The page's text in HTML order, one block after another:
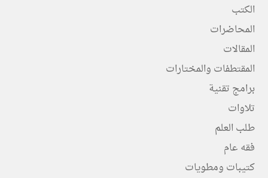
الكتب
المحاضرات
المقالات
المقتطفات والمختارات
برامج تقنية
تلاوات
طلب العلم
فقه عام
كتيبات ومطويات